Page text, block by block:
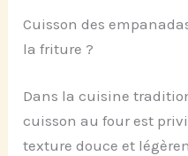
Cuisson des
la friture ?
Dans la cuisine
cuisson au four est
texture douce et